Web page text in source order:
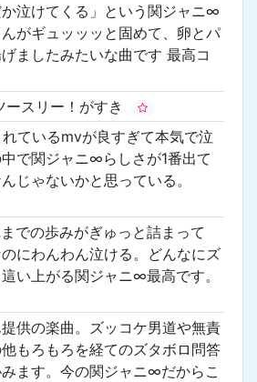
泣けてくる」という関ジャニ∞
がギュッッッと固めて、卵とパ
ましたみたいな曲です 最高コ
スリー！がすき
ているmvが良すぎて本気で泣
で関ジャニ∞らしさが1番出て
じゃないかと思っている。
での歩みがぎゅっと詰まって
にわんわん泣ける。どんなにズ
い上がる関ジャニ∞最高です。
供の楽曲。ズッコケ男道や無責
もろもろを経てのズタボロ問答
ます。今の関ジャニ∞だからこ